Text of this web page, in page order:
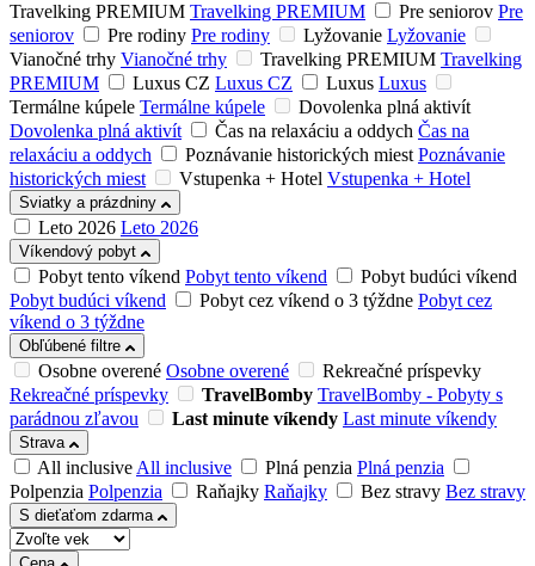
Travelking PREMIUM Travelking PREMIUM Pre seniorov Pre
seniorov
Pre rodiny Pre rodiny Lyžovanie Lyžovanie
Vianočné trhy Vianočné trhy Travelking PREMIUM Travelking
PREMIUM
Luxus CZ Luxus CZ Luxus Luxus
Termálne kúpele Termálne kúpele
Dovolenka plná aktivít
Dovolenka plná aktivít
Čas na relaxáciu a oddych Čas na
relaxáciu a oddych
Poznávanie historických miest Poznávanie
historických miest
Vstupenka + Hotel Vstupenka + Hotel
Sviatky a prázdniny
Leto 2026 Leto 2026
Víkendový pobyt
Pobyt tento víkend Pobyt tento víkend
Pobyt budúci víkend
Pobyt budúci víkend
Pobyt cez víkend o 3 týždne Pobyt cez
víkend o 3 týždne
Obľúbené filtre
Osobne overené Osobne overené
Rekreačné príspevky
Rekreačné príspevky
TravelBomby TravelBomby - Pobyty s
parádnou zľavou
Last minute víkendy Last minute víkendy
Strava
All inclusiveAll inclusive Plná penzia Plná penzia
Polpenzia Polpenzia Raňajky Raňajky Bez stravy Bez stravy
S dieťaťom zdarma